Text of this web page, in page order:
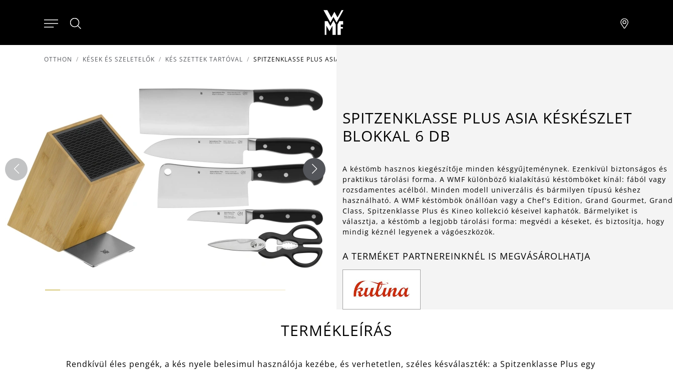
OTTHON KÉSEK ÉS SZELETELŐK KÉS SZETTEK TARTÓVAL SPITZENKLASSE PLUS ASIA KÉSKÉSZLET BLOKKAL 6 DB
SPITZENKLASSE PLUS ASIA KÉSKÉSZLET
BLOKKAL 6 DB
A késtömb hasznos kiegészítője minden késgyűjteménynek. Ezenkívül biztonságos és
praktikus tárolási forma. A WMF különböző kialakítású késtömböket kínál: fából vagy
rozsdamentes acélból. Minden modell univerzális és bármilyen típusú késhez
használható. A WMF késtömbök önállóan vagy a Chef's Edition, Grand Gourmet, Grand
Class, Spitzenklasse Plus és Kineo kollekció késeivel kaphatók. Bármelyiket is
választja, a késtömb a legjobb tárolási forma: megvédi a késeket, és biztosítja, hogy
mindig kéznél legyenek a vágóeszközök.
A TERMÉKET PARTNEREINKNÉL IS MEGVÁSÁROLHATJA
TERMÉKLEÍRÁS
Rendkívül éles pengék, a kés nyele belesimul használója kezébe, és verhetetlen, széles késválaszték: a Spitzenklasse Plus egy